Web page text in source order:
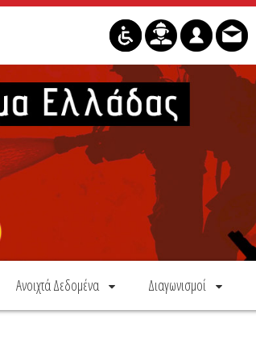
Ανοιχτά Δεδομένα Διαγωνισμοί